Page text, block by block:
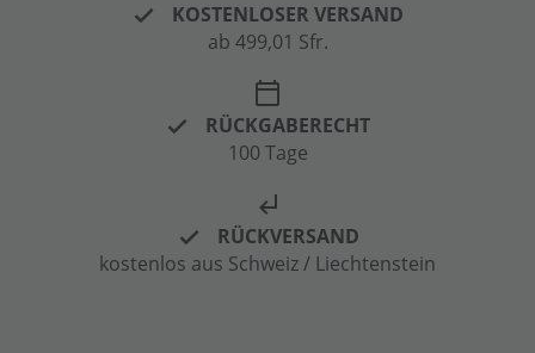
KOSTENLOSER VERSAND
ab 499,01 Sfr.
calendar_today
RÜCKGABERECHT
100 Tage
subdirectory_arrow_left
RÜCKVERSAND
kostenlos aus Schweiz / Liechtenstein